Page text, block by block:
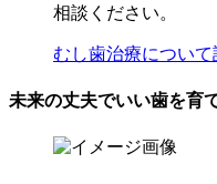
相談ください。
むし歯治療につい
未来の丈夫でいい歯を育